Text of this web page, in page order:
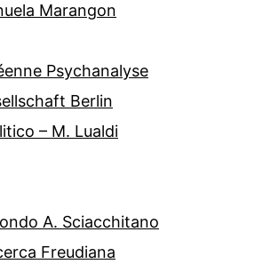
Marangon
Psychanalyse
Berlin
– M. Lualdi
A. Sciacchitano
Freudiana